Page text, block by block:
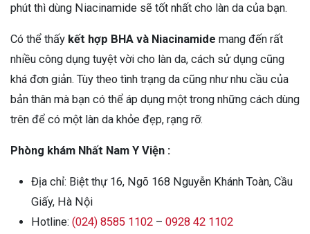
phút thì dùng Niacinamide sẽ tốt nhất cho làn da của bạn.
Có thể thấy kết hợp BHA và Niacinamide mang đến rất
nhiều công dụng tuyệt vời cho làn da, cách sử dụng cũng
khá đơn giản. Tùy theo tình trạng da cũng như nhu cầu của
bản thân mà bạn có thể áp dụng một trong những cách dùng
trên để có một làn da khỏe đẹp, rạng rỡ.
Phòng khám Nhất Nam Y Viện :
Địa chỉ: Biệt thự 16, Ngõ 168 Nguyễn Khánh Toàn, Cầu
Giấy, Hà Nội
Hotline: (024) 8585 1102 – 0928 42 1102